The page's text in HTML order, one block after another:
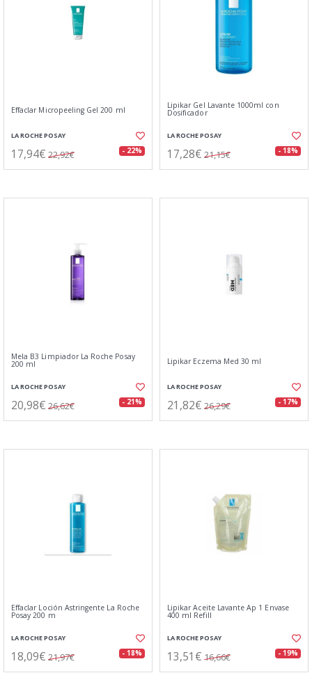
Effaclar Micropeeling Gel 200 ml
LA ROCHE POSAY
17,94€ 22,92€ - 22%
Lipikar Gel Lavante 1000ml con
Dosificador
LA ROCHE POSAY
17,28€ 21,15€ - 18%
Mela B3 Limpiador La Roche Posay
200 ml
LA ROCHE POSAY
20,98€ 26,62€ - 21%
Lipikar Eczema Med 30 ml
LA ROCHE POSAY
21,82€ 26,29€ - 17%
Effaclar Loción Astringente La Roche
Posay 200 m
LA ROCHE POSAY
18,09€ 21,97€ - 18%
Lipikar Aceite Lavante Ap 1 Envase
400 ml Refill
LA ROCHE POSAY
13,51€ 16,66€ - 19%